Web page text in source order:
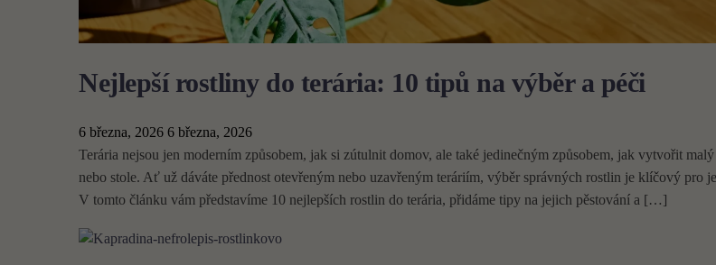
Nejlepší rostliny do terária: 10 tipů na výběr a péči
6 března, 2026 6 března, 2026
Terária nejsou jen moderním způsobem, jak si zútulnit domov, ale také jedinečným způsobem, jak vytvořit
nebo stole. Ať už dáváte přednost otevřeným nebo uzavřeným teráriím, výběr správných rostlin je klíčový pro
V tomto článku vám představíme 10 nejlepších rostlin do terária, přidáme tipy na jejich pěstování a […]